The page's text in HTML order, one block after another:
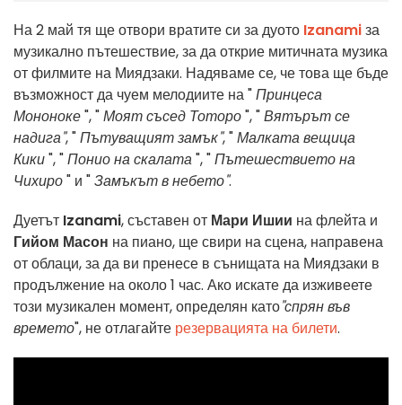
На 2 май тя ще отвори вратите си за дуото Izanamiза
музикално пътешествие, за да открие митичната музика
от филмите на Миядзаки. Надяваме се, че това ще бъде
възможност да чуем мелодиите на "Принцеса
Мононоке", "Моят съсед Тоторо", "Вятърът се
надига", "Пътуващият замък", "Малката вещица
Кики", "Понио на скалата", "Пътешествието на
Чихиро" и "Замъкът в небето".
Дуетът Izanami, съставен от Мари Ишии на флейта и
Гийом Масон на пиано, ще свири на сцена, направена
от облаци, за да ви пренесе в сънищата на Миядзаки в
продължение на около 1 час. Ако искате да изживеете
този музикален момент, определян като"спрян във
времето", не отлагайте резервацията на билети.